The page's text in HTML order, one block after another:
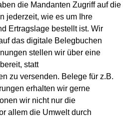
die Mandanten Zugriff auf die
jederzeit, wie es um Ihre
Ertragslage bestellt ist. Wir
das digitale Belegbuchen
stellen wir über eine
statt
zu versenden. Belege für z.B.
erhalten wir gerne
wir nicht nur die
allem die Umwelt durch